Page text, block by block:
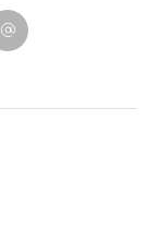
Pinterest
su WhatsApp
su Email